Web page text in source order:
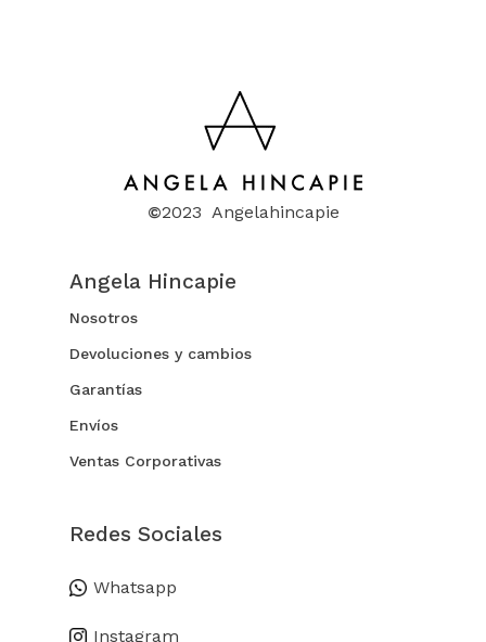
©2023 Angelahincapie
Angela Hincapie
Nosotros
Devoluciones y cambios
Garantías
Envíos
Ventas Corporativas
Redes Sociales
Whatsapp
Instagram